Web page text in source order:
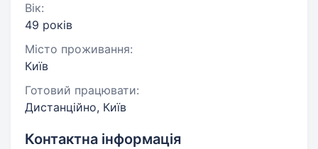
Вік:
49 років
Місто проживання:
Київ
Готовий працювати:
Дистанційно, Київ
Контактна інформація